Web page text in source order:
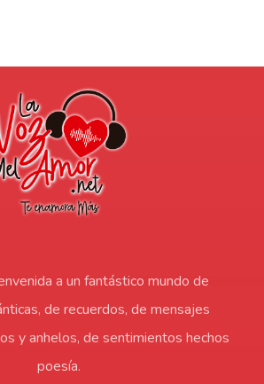
a un fantástico mundo de
de recuerdos, de mensajes
y anhelos, de sentimientos hechos
poesía.